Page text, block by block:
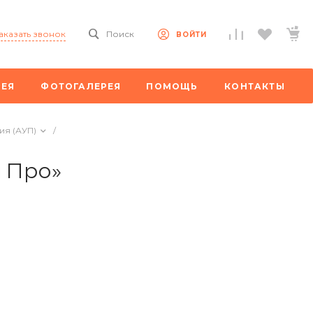
звонок Поиск ВОЙТИ
ФОТОГАЛЕРЕЯ ПОМОЩЬ КОНТАКТЫ
(АУП)
/
Про»